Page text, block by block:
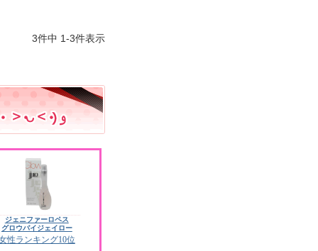
3件中 1-3件表示
ジェニファーロペス
グロウバイジェイロー
性ランキング10位